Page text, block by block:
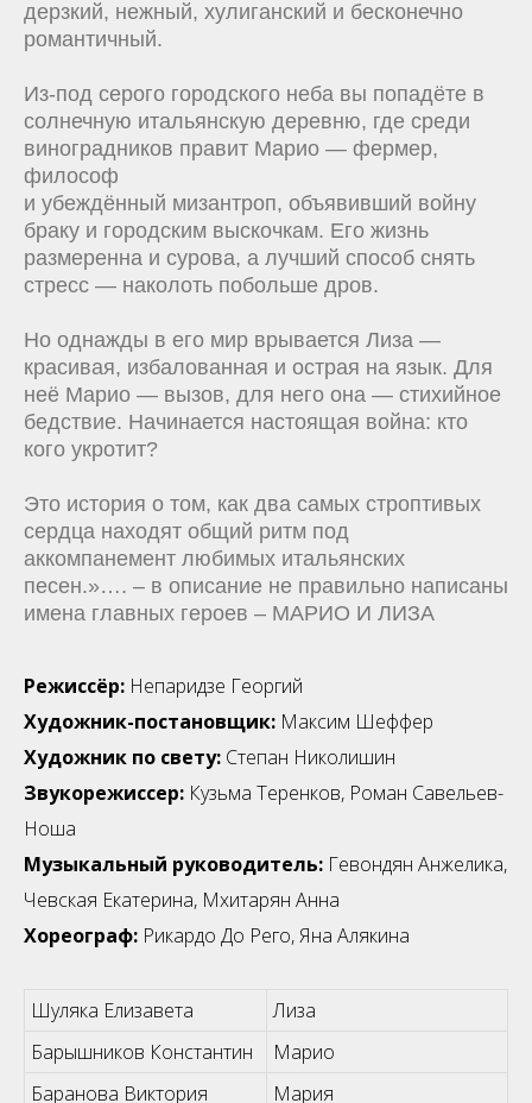
дерзкий, нежный, хулиганский и бесконечно
романтичный.
Из-под серого городского неба вы попадёте в
солнечную итальянскую деревню, где среди
виноградников правит Марио — фермер,
философ
и убеждённый мизантроп, объявивший войну
браку и городским выскочкам. Его жизнь
размеренна и сурова, а лучший способ снять
стресс — наколоть побольше дров.
Но однажды в его мир врывается Лиза —
красивая, избалованная и острая на язык. Для
неё Марио — вызов, для него она — стихийное
бедствие. Начинается настоящая война: кто
кого укротит?
Это история о том, как два самых строптивых
сердца находят общий ритм под
аккомпанемент любимых итальянских
песен.»…. – в описание не правильно написаны
имена главных героев – МАРИО И ЛИЗА
Режиссёр: Непаридзе Георгий
Художник-постановщик: Максим Шеффер
Художник по свету: Степан Николишин
Звукорежиссер: Кузьма Теренков, Роман Савельев-
Ноша
Музыкальный руководитель: Гевондян Анжелика,
Чевская Екатерина, Мхитарян Анна
Хореограф: Рикардо До Рего, Яна Алякина
Шуляка Елизавета
Лиза
Барышников Константин
Марио
Баранова Виктория
Мария